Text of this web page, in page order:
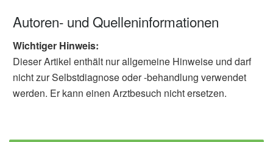
Autoren- und Quelleninformationen
Wichtiger Hinweis:
Dieser Artikel enthält nur allgemeine Hinweise und darf
nicht zur Selbstdiagnose oder -behandlung verwendet
werden. Er kann einen Arztbesuch nicht ersetzen.